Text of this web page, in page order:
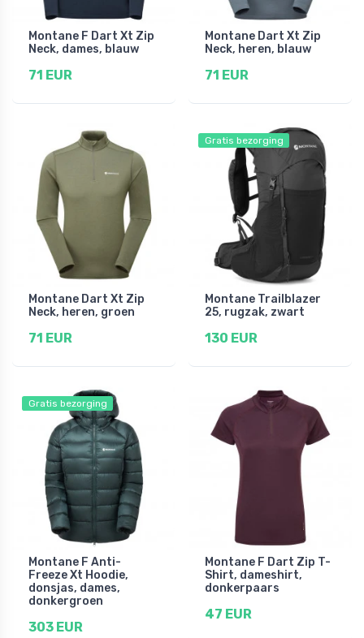
Montane F Dart Xt Zip
Neck, dames, blauw
71 EUR
Montane Dart Xt Zip
Neck, heren, blauw
71 EUR
Montane Dart Xt Zip
Neck, heren, groen
71 EUR
Gratis bezorging
Montane Trailblazer
25, rugzak, zwart
130 EUR
Gratis bezorging
Montane F Anti-
Freeze Xt Hoodie,
donsjas, dames,
donkergroen
303 EUR
Montane F Dart Zip T-
Shirt, dameshirt,
donkerpaars
47 EUR